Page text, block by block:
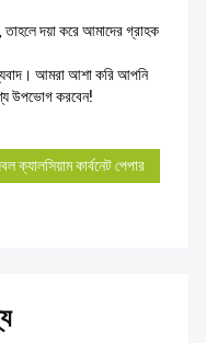
তাহলে দয়া করে আমাদের গ্রাহক
আমরা আশা করি আপনি
উপভোগ করবেন!
ক্যালসিয়াম কার্বনেট পেপার